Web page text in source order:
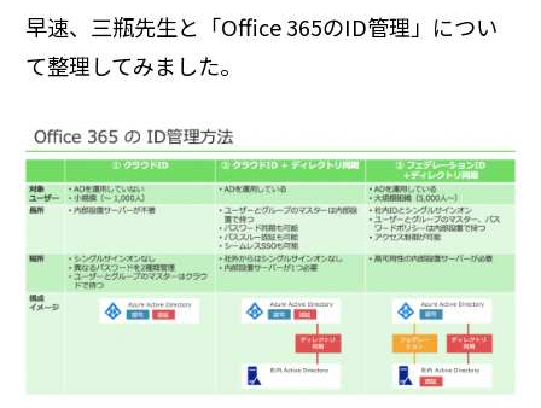
早速、三瓶先生と「Office 365のID管理」につい
て整理してみました。